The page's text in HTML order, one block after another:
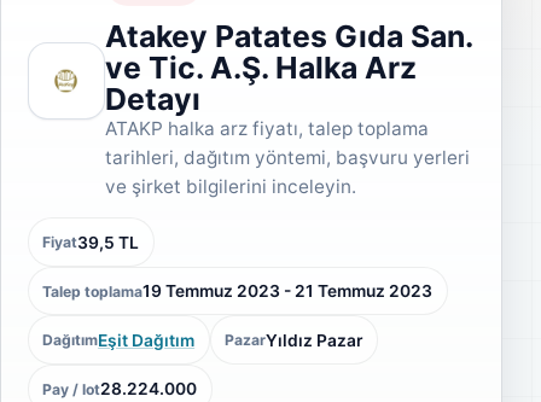
Atakey Patates Gıda San.
ve Tic. A.Ş. Halka Arz
Detayı
ATAKP halka arz fiyatı, talep toplama
tarihleri, dağıtım yöntemi, başvuru yerleri
ve şirket bilgilerini inceleyin.
Fiyat39,5 TL
Talep toplama19 Temmuz 2023 - 21 Temmuz 2023
DağıtımEşit Dağıtım PazarYıldız Pazar
Pay / lot28.224.000